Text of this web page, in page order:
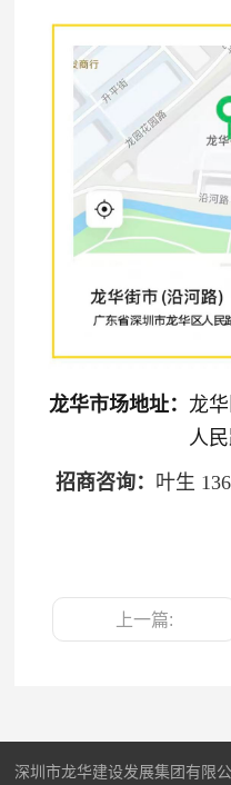
龙华市场地址： 龙
人
招商咨询： 叶生
上一篇:
深圳市龙华建设发展集团有限